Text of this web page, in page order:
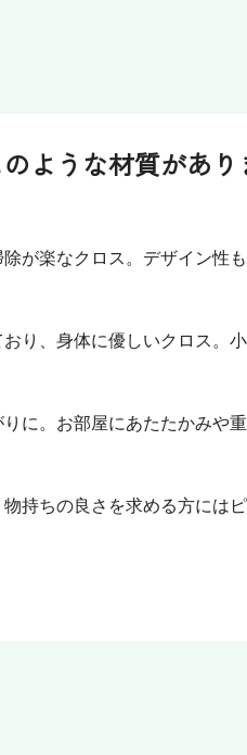
ような材質があり
が楽なクロス。デザイン性
り、身体に優しいクロス。
に。お部屋にあたたかみや
持ちの良さを求める方には